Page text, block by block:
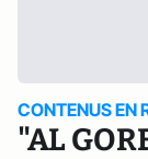
CONTENUS EN
"AL